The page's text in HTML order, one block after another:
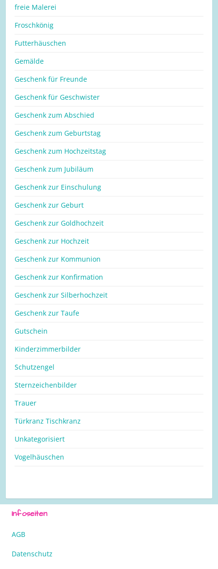
freie Malerei
Froschkönig
Futterhäuschen
Gemälde
Geschenk für Freunde
Geschenk für Geschwister
Geschenk zum Abschied
Geschenk zum Geburtstag
Geschenk zum Hochzeitstag
Geschenk zum Jubiläum
Geschenk zur Einschulung
Geschenk zur Geburt
Geschenk zur Goldhochzeit
Geschenk zur Hochzeit
Geschenk zur Kommunion
Geschenk zur Konfirmation
Geschenk zur Silberhochzeit
Geschenk zur Taufe
Gutschein
Kinderzimmerbilder
Schutzengel
Sternzeichenbilder
Trauer
Türkranz Tischkranz
Unkategorisiert
Vogelhäuschen
Infoseiten
AGB
Datenschutz